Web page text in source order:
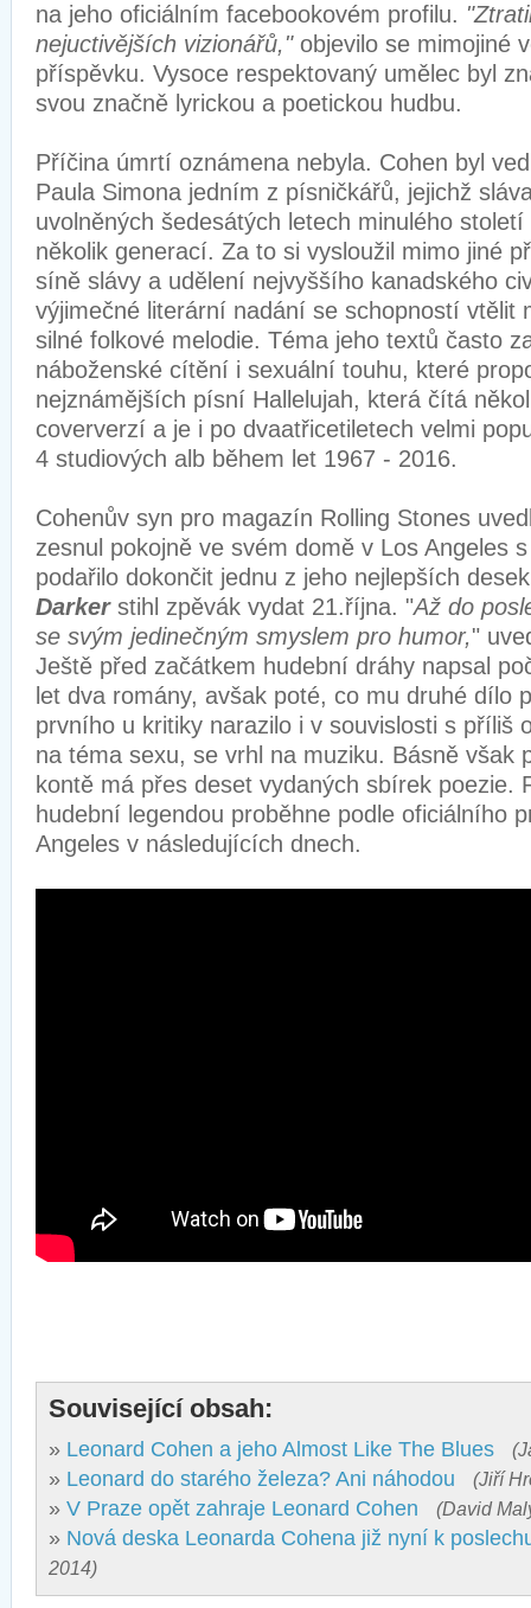
na jeho oficiálním facebookovém profilu.
nejuctivějších vizionářů," objevilo se mimojiné
příspěvku. Vysoce respektovaný umělec byl
svou značně lyrickou a poetickou hudbu.
Příčina úmrtí oznámena nebyla. Cohen byl
Paula Simona jedním z písničkářů, jejichž
uvolněných šedesátých letech minulého
několik generací. Za to si vysloužil mimo jiné
síně slávy a udělení nejvyššího kanadského
výjimečné literární nadání se schopností vtělit
silné folkové melodie. Téma jeho textů často
náboženské cítění i sexuální touhu, které
nejznámějších písní Hallelujah, která čítá
coververzí a je i po dvaatřicetiletech velmi
4 studiových alb během let 1967 - 2016.
Cohenův syn pro magazín Rolling Stones
zesnul pokojně ve svém domě v Los Angeles
podařilo dokončit jednu z jeho nejlepších
Darkerstihl zpěvák vydat 21.října. "Až do
se svým jedinečným smyslem pro humor,"
Ještě před začátkem hudební dráhy napsal
let dva romány, avšak poté, co mu druhé dílo
prvního u kritiky narazilo i v souvislosti s příliš
na téma sexu, se vrhl na muziku. Básně však
kontě má přes deset vydaných sbírek poezie.
hudební legendou proběhne podle oficiálního
Angeles v následujících dnech.
Související obsah:
» Leonard Cohen a jeho Almost Like The Blues
» Leonard do starého železa? Ani náhodou (Jiří
» V Praze opět zahraje Leonard Cohen (David
» Nová deska Leonarda Cohena již nyní k
2014)